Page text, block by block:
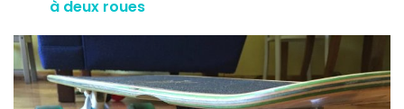
à deux roues